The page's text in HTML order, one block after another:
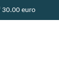
30.00 euro